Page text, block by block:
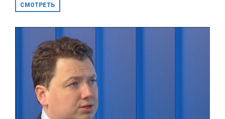
СМОТРЕТЬ